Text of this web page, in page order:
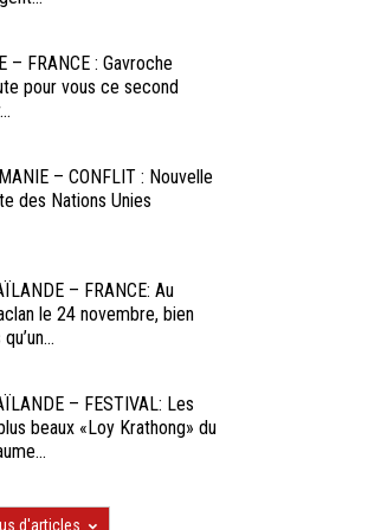
– FRANCE : Gavroche
pour vous ce second
– CONFLIT : Nouvelle
des Nations Unies
– FRANCE: Au
le 24 novembre, bien
– FESTIVAL: Les
beaux «Loy Krathong» du
d'articles